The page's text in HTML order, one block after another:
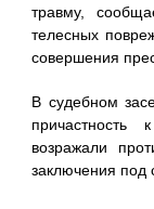
травму,
телесных
совершения
В судебном
возражали
заключения под